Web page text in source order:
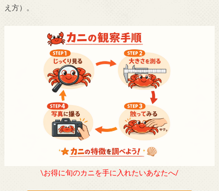
え方）。
\お得に旬のカニを手に入れたいあなたへ/